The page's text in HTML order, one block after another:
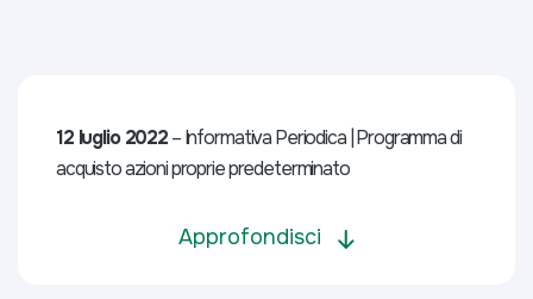
12 luglio 2022– Informativa Periodica | Programma di
acquisto azioni proprie predeterminato
Approfondisci